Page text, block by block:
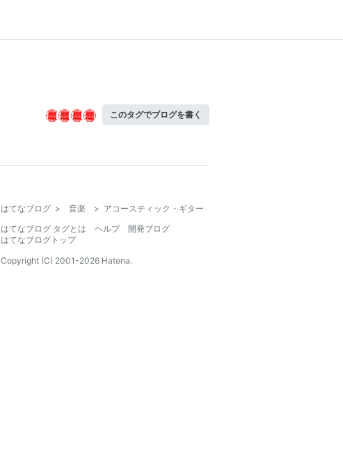
このタグでブログを書く
はてなブログ > 音楽 > アコースティック・ギター
はてなブログ タグとは
ヘルプ
開発ブログ
はてなブログトップ
Copyright (C) 2001-2026 Hatena.